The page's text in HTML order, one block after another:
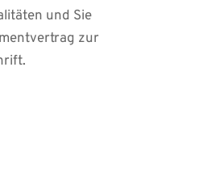
und Sie
zur